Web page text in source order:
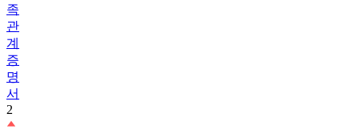
족
관
계
증
명
서
2